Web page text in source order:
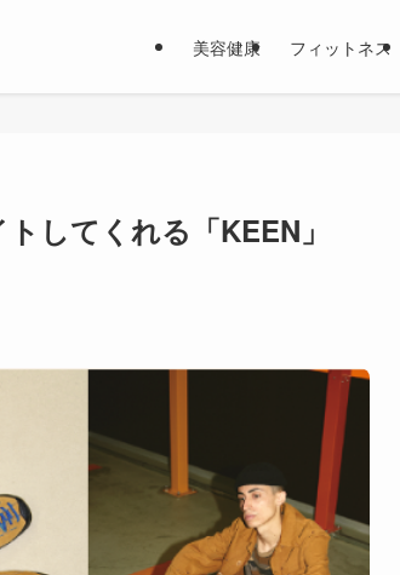
美容健康 フィットネス
してくれる「KEEN」